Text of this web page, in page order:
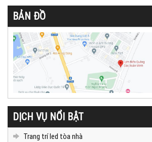
BẢN ĐỒ
DỊCH VỤ NỔI BẬT
Trang trí led tòa nhà